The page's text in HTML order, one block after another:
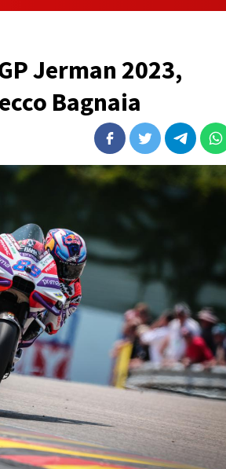
Jerman 2023,
Bagnaia
BERITA TERUPDATE HANYA DI